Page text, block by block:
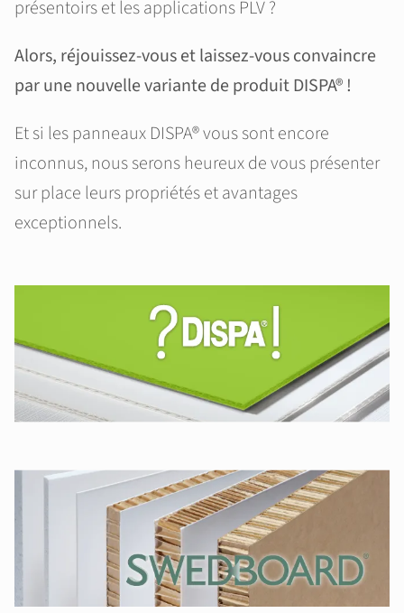
présentoirs et les applications PLV ?
Alors, réjouissez-vous et laissez-vous convaincre
par une nouvelle variante de produit DISPA® !
Et si les panneaux DISPA® vous sont encore
inconnus, nous serons heureux de vous présenter
sur place leurs propriétés et avantages
exceptionnels.